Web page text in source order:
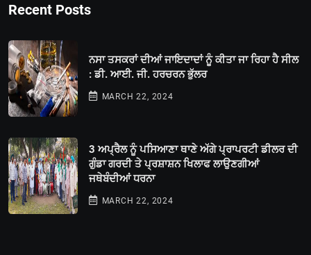
Recent Posts
ਨਸਾ ਤਸਕਰਾਂ ਦੀਆਂ ਜਾਇਦਾਦਾਂ ਨੂੰ ਕੀਤਾ ਜਾ ਰਿਹਾ ਹੈ ਸੀਲ
: ਡੀ. ਆਈ. ਜੀ. ਹਰਚਰਨ ਭੁੱਲਰ
MARCH 22, 2024
3 ਅਪ੍ਰੈਲ ਨੂੰ ਪਸਿਆਣਾ ਥਾਣੇ ਅੱਗੇ ਪ੍ਰਾਪਰਟੀ ਡੀਲਰ ਦੀ
ਗੁੰਡਾ ਗਰਦੀ ਤੇ ਪ੍ਰਸ਼ਾਸ਼ਨ ਖਿਲਾਫ ਲਾਉਣਗੀਆਂ
ਜਥੇਬੰਦੀਆਂ ਧਰਨਾ
MARCH 22, 2024